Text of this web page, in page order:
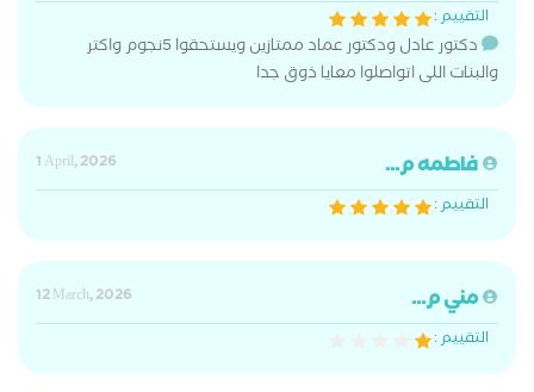
التقييم :
دكتور عادل ودكتور عماد ممتازين ويستحقوا 5نجوم واكتر
والبنات اللى اتواصلوا معايا ذوق جدا
فاطمه م...
1 April, 2026
التقييم :
مني م...
12 March, 2026
التقييم :